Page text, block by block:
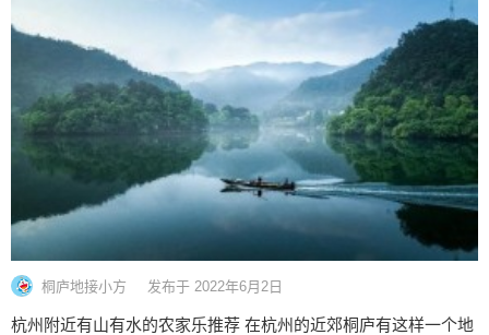
桐庐地接小方 发布于 2022年6月2日
杭州附近有山有水的农家乐推荐 在杭州的近郊桐庐有这样一个地